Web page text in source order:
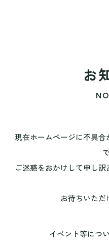
お
現在ホームページに不具
ご迷惑をおかけして申し
お待ちいただ
イベント等につ